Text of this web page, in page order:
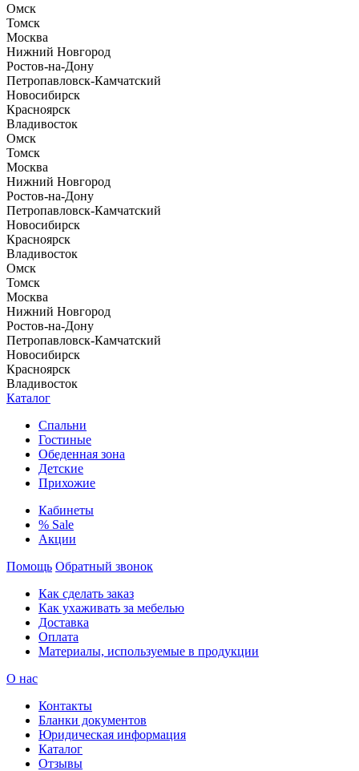
Омск
Томск
Москва
Нижний Новгород
Ростов-на-Дону
Петропавловск-Камчатский
Новосибирск
Красноярск
Владивосток
Омск
Томск
Москва
Нижний Новгород
Ростов-на-Дону
Петропавловск-Камчатский
Новосибирск
Красноярск
Владивосток
Омск
Томск
Москва
Нижний Новгород
Ростов-на-Дону
Петропавловск-Камчатский
Новосибирск
Красноярск
Владивосток
Каталог
Спальни
Гостиные
Обеденная зона
Детские
Прихожие
Кабинеты
% Sale
Акции
Помощь Обратный звонок
Как сделать заказ
Как ухаживать за мебелью
Доставка
Оплата
Материалы, используемые в продукции
О нас
Контакты
Бланки документов
Юридическая информация
Каталог
Отзывы